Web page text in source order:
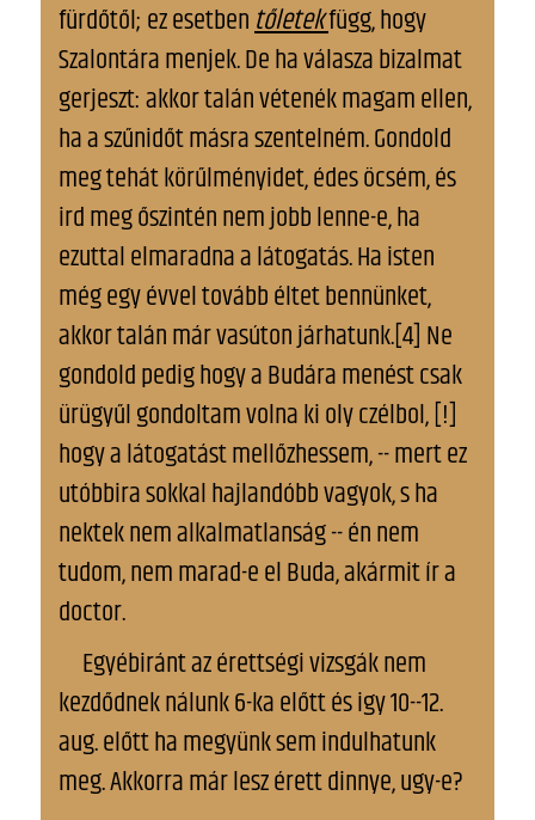
fürdőtől; ez esetbentőletekfügg, hogy
Szalontára menjek. De ha válasza bizalmat
gerjeszt: akkor talán vétenék magam ellen,
ha a szűnidőt másra szentelném. Gondold
meg tehát körűlményidet, édes öcsém, és
ird meg őszintén nem jobb lenne-e, ha
ezuttal elmaradna a látogatás. Ha isten
még egy évvel tovább éltet bennünket,
akkor talán már vasúton járhatunk.[4] Ne
gondold pedig hogy a Budára menést csak
ürügyűl gondoltam volna ki oly czélbol, [!]
hogy a látogatást mellőzhessem, -- mert ez
utóbbira sokkal hajlandóbb vagyok, s ha
nektek nem alkalmatlanság -- én nem
tudom, nem marad-e el Buda, akármit ír a
doctor.
Egyébiránt az érettségi vizsgák nem
kezdődnek nálunk 6-ka előtt és igy 10--12.
aug. előtt ha megyünk sem indulhatunk
meg. Akkorra már lesz érett dinnye, ugy-e?